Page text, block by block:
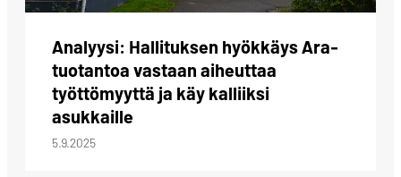
Analyysi: Hallituksen hyökkäys Ara-
tuotantoa vastaan aiheuttaa
työttömyyttä ja käy kalliiksi
asukkaille
5.9.2025